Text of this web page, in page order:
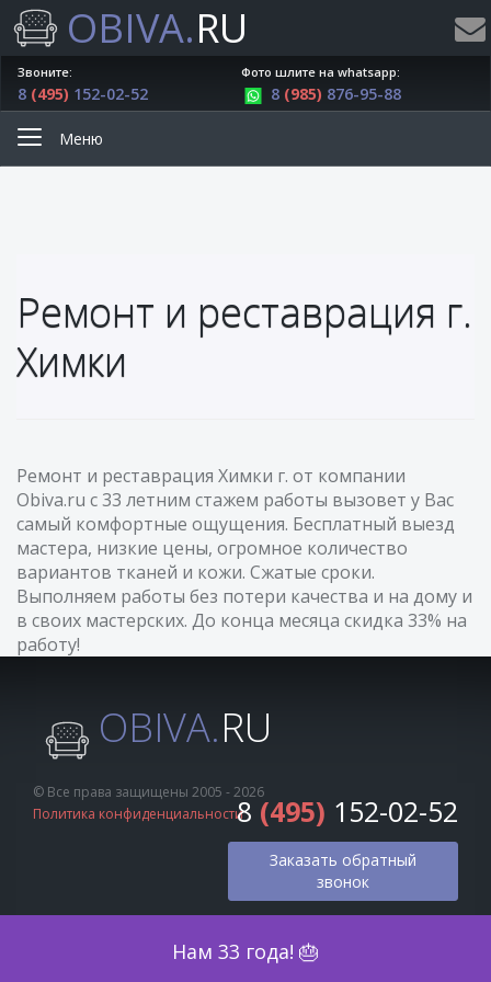
OBIVA.RU
Нам 33 года! 🎂
Звоните:
8 (495) 152-02-52
Фото шлите на whatsapp:
8 (985) 876-95-88
Меню
Ремонт и реставрация г.
Химки
Ремонт и реставрация Химки г. от компании
Obiva.ru с 33 летним стажем работы вызовет у Вас
самый комфортные ощущения. Бесплатный выезд
мастера, низкие цены, огромное количество
вариантов тканей и кожи. Сжатые сроки.
Выполняем работы без потери качества и на дому и
в своих мастерских. До конца месяца скидка 33% на
работу!
OBIVA.RU
© Все права защищены 2005 - 2026
Политика конфиденциальности8 (495) 152-02-52
Заказать обратный
звонок